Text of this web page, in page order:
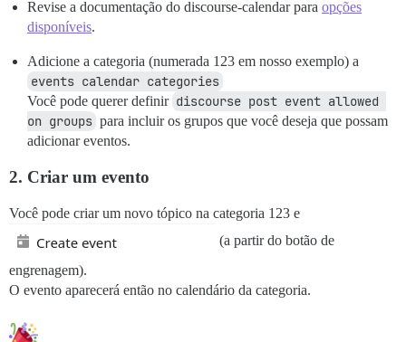
Revise a documentação do discourse-calendar para opções
disponíveis.
Adicione a categoria (numerada 123 em nosso exemplo) a
events calendar categories
Você pode querer definir discourse post event allowed
on groups para incluir os grupos que você deseja que possam
adicionar eventos.
2. Criar um evento
Você pode criar um novo tópico na categoria 123 e
(a partir do botão de
engrenagem).
O evento aparecerá então no calendário da categoria.